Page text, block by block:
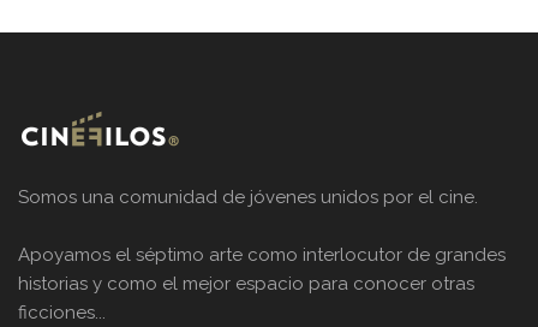
Somos una comunidad de jóvenes unidos por el cine.
Apoyamos el séptimo arte como interlocutor de grandes
historias y como el mejor espacio para conocer otras
ficciones...